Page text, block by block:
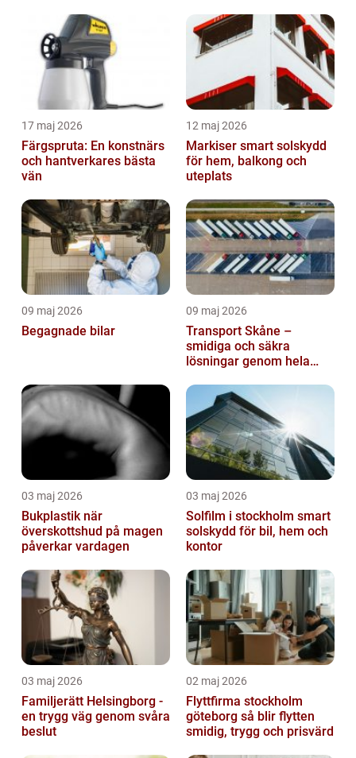
17 maj 2026
Färgspruta: En konstnärs
och hantverkares bästa
vän
12 maj 2026
Markiser smart solskydd
för hem, balkong och
uteplats
09 maj 2026
Begagnade bilar
09 maj 2026
Transport Skåne –
smidiga och säkra
lösningar genom hela
03 maj 2026
Bukplastik när
överskottshud på magen
påverkar vardagen
03 maj 2026
Solfilm i stockholm smart
solskydd för bil, hem och
kontor
03 maj 2026
Familjerätt Helsingborg -
en trygg väg genom svåra
beslut
02 maj 2026
Flyttfirma stockholm
göteborg så blir flytten
smidig, trygg och prisvärd